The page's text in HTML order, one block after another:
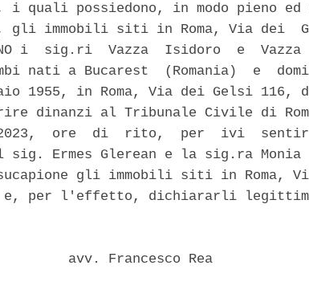
i quali possiedono, in modo pieno
gli immobili siti in Roma, Via dei
i  sig.ri  Vazza  Isidoro  e  Vazza
nati a Bucarest  (Romania)  e
1955, in Roma, Via dei Gelsi 116,
dinanzi al Tribunale Civile di
2023,  ore  di  rito,  per  ivi  sentir
Ermes Glerean e la sig.ra Monia
gli immobili siti in Roma,
e, per l'effetto, dichiararli
avv. Francesco Rea